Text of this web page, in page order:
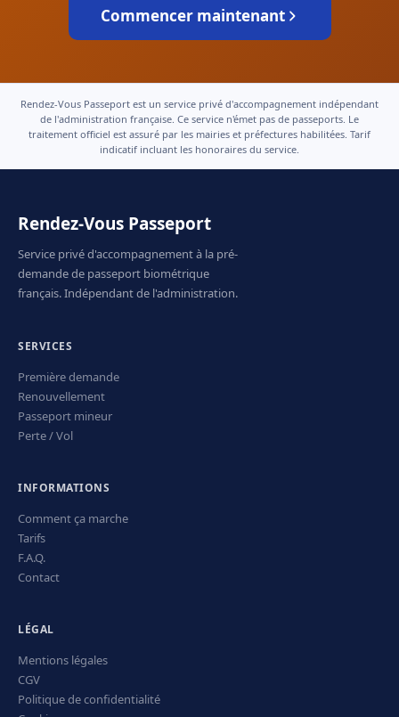
Commencer maintenant
Rendez-Vous Passeport est un service privé d'accompagnement indépendant
de l'administration française. Ce service n'émet pas de passeports. Le
traitement officiel est assuré par les mairies et préfectures habilitées. Tarif
indicatif incluant les honoraires du service.
Rendez-Vous Passeport
Service privé d'accompagnement à la pré-
demande de passeport biométrique
français. Indépendant de l'administration.
SERVICES
Première demande
Renouvellement
Passeport mineur
Perte / Vol
INFORMATIONS
Comment ça marche
Tarifs
F.A.Q.
Contact
LÉGAL
Mentions légales
CGV
Politique de confidentialité